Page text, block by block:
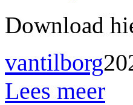
Download
vantilborg
Lees meer